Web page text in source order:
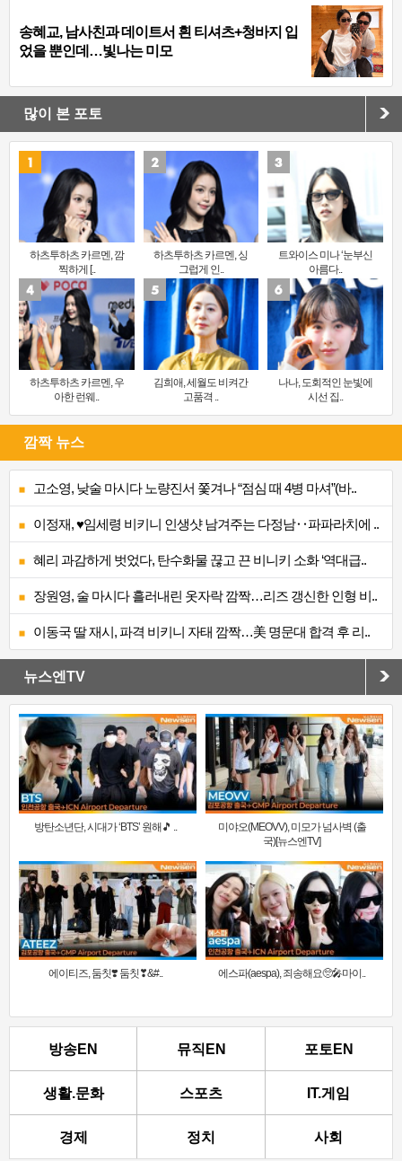
송혜교, 남사친과 데이트서 흰 티셔츠+청바지 입
었을 뿐인데…빛나는 미모
많이 본 포토
하츠투하츠 카르멘, 깜
찍하게 [..
하츠투하츠 카르멘, 싱
그럽게 인..
트와이스 미나 ‘눈부신
아름다..
하츠투하츠 카르멘, 우
아한 런웨..
김희애, 세월도 비켜간
고품격 ..
나나, 도회적인 눈빛에
시선 집..
깜짝 뉴스
고소영, 낮술 마시다 노량진서 쫓겨나 “점심 때 4병 마셔”(바..
이정재, ♥임세령 비키니 인생샷 남겨주는 다정남‥파파라치에 ..
혜리 과감하게 벗었다, 탄수화물 끊고 끈 비니키 소화 ‘역대급..
장원영, 술 마시다 흘러내린 옷자락 깜짝…리즈 갱신한 인형 비..
이동국 딸 재시, 파격 비키니 자태 깜짝…美 명문대 합격 후 리..
뉴스엔TV
방탄소년단, 시대가 ‘BTS’ 원해🎵 ..
미야오(MEOVV), 미모가 넘사벽 (출
국)[뉴스엔TV]
에이티즈, 둠칫❣️ 둠칫❣&#.. 에스파(aespa), 죄송해요🥺🎤마이..
방송EN 뮤직EN 포토EN
생활.문화 스포츠 IT.게임
경제 정치 사회